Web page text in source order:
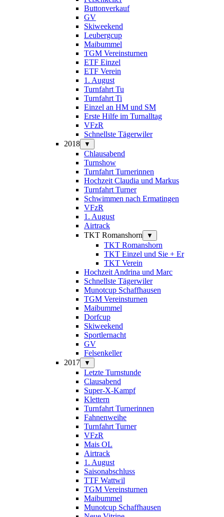
Buttonverkauf
GV
Skiweekend
Leubergcup
Maibummel
TGM Vereinsturnen
ETF Einzel
ETF Verein
1. August
Turnfahrt Tu
Turnfahrt Ti
Einzel an HM und SM
Erste Hilfe im Turnalltag
VFzR
Schnellste Tägerwiler
2018
▼
Chlausabend
Turnshow
Turnfahrt Turnerinnen
Hochzeit Claudia und Markus
Turnfahrt Turner
Schwimmen nach Ermatingen
VFzR
1. August
Airtrack
TKT Romanshorn
▼
TKT Romanshorn
TKT Einzel und Sie + Er
TKT Verein
Hochzeit Andrina und Marc
Schnellste Tägerwiler
Munotcup Schaffhausen
TGM Vereinsturnen
Maibummel
Dorfcup
Skiweekend
Sportlernacht
GV
Felsenkeller
2017
▼
Letzte Turnstunde
Clausabend
Super-X-Kampf
Klettern
Turnfahrt Turnerinnen
Fahnenweihe
Turnfahrt Turner
VFzR
Mais OL
Airtrack
1. August
Saisonabschluss
TTF Wattwil
TGM Vereinsturnen
Maibummel
Munotcup Schaffhausen